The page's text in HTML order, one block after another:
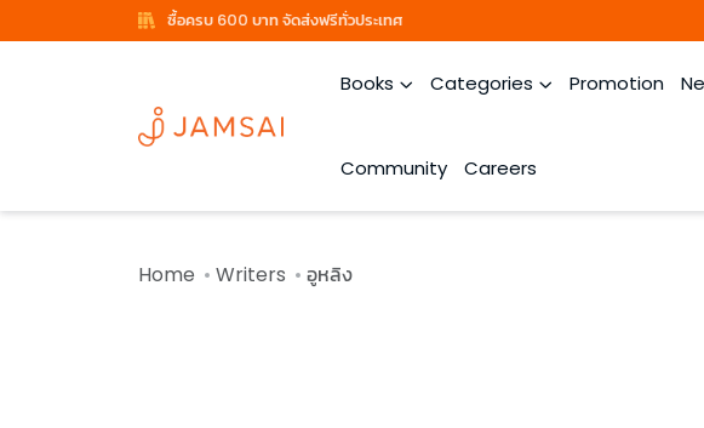
ซื้อครบ 600 บาท จัดส่งฟรีทั่วประเทศ
Books Categories Promotion
Community Careers
Home Writers อูหลิง